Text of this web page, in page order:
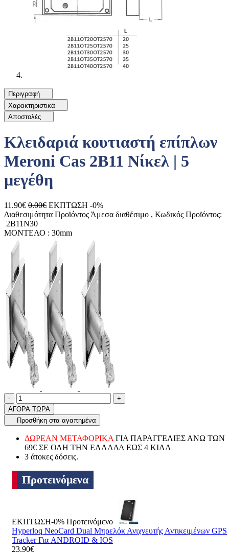
Περιγραφή
Χαρακτηριστικά
Αποστολές
Κλειδαριά κουτιαστή επίπλων
Meroni Cas 2B11 Νίκελ | 5
μεγέθη
11.90€ 0.00€ ΕΚΠΤΩΣΗ -0%
Διαθεσιμότητα Προϊόντος Άμεσα διαθέσιμο , Κωδικός Προϊόντος:
2B11N30
ΜΟΝΤΕΛΟ : 30mm
Ποσότητα
-product.increase.quantity +
ΑΓΟΡΑ ΤΩΡΑ
Προσθήκη στα αγαπημένα
ΔΩΡΕΑΝ ΜΕΤΑΦΟΡΙΚΑ ΓΙΑ ΠΑΡΑΓΓΕΛΙΕΣ ΑΝΩ ΤΩΝ
69€ ΣΕ ΟΛΗ ΤΗΝ ΕΛΛΑΔΑ ΕΩΣ 4 ΚΙΛΑ
3 άτοκες δόσεις.
Προτεινόμενα
ΕΚΠΤΩΣΗ-0% Προτεινόμενο
Hyperloq NeoCard Dual Μπρελόκ Ανιχνευτής Αντικειμένων GPS
Tracker Για ANDROID & IOS
23.90€